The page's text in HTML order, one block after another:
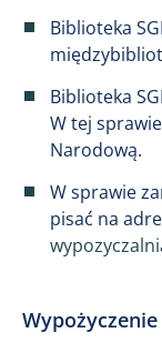
Biblioteka
Biblioteka
W tej
Narodową.
W sprawie
pisać na